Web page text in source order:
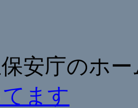
保安庁のホ
ます